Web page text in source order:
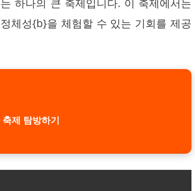
하나의 큰 축제입니다. 이 축제에서는
체성{b}을 체험할 수 있는 기회를 제공
제 탐방하기